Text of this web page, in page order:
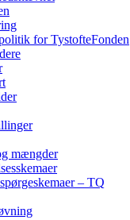
for TystofteFonden
mængder
– TQ